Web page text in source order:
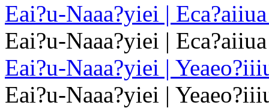
Eai?u-Naaa?yiei |
Eai?u-Naaa?yiei |
Eai?u-Naaa?yiei |
Eai?u-Naaa?yiei |